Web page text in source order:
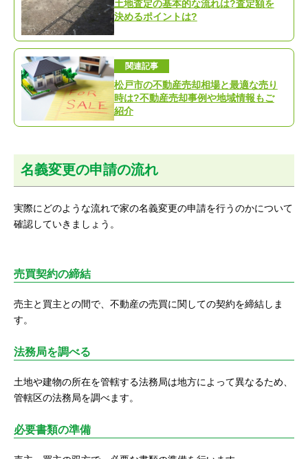
土地査定の基本的な流れは?査定額を
決めるポイントは?
関連記事
松戸市の不動産売却相場と最適な売り
時は?不動産売却事例や地域情報もご
紹介
名義変更の申請の流れ
実際にどのような流れで家の名義変更の申請を行うのかについて
確認していきましょう。
売買契約の締結
売主と買主との間で、不動産の売買に関しての契約を締結しま
す。
法務局を調べる
土地や建物の所在を管轄する法務局は地方によって異なるため、
管轄区の法務局を調べます。
必要書類の準備